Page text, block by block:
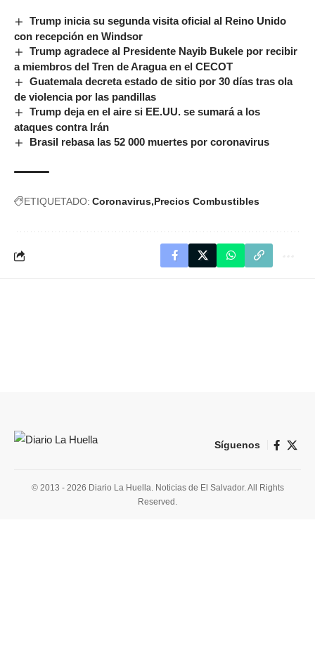
Trump inicia su segunda visita oficial al Reino Unido
con recepción en Windsor
Trump agradece al Presidente Nayib Bukele por recibir
a miembros del Tren de Aragua en el CECOT
Guatemala decreta estado de sitio por 30 días tras ola
de violencia por las pandillas
Trump deja en el aire si EE.UU. se sumará a los
ataques contra Irán
Brasil rebasa las 52 000 muertes por coronavirus
ETIQUETADO: Coronavirus Precios Combustibles
Síguenos
© 2013 - 2026 Diario La Huella. Noticias de El Salvador. All Rights
Reserved.